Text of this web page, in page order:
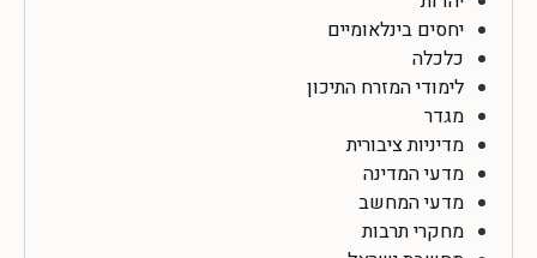
יחסים בינלאומיים
כלכלה
לימודי המזרח התיכון
מגדר
מדיניות ציבורית
מדעי המדינה
מדעי המחשב
מחקרי תרבות